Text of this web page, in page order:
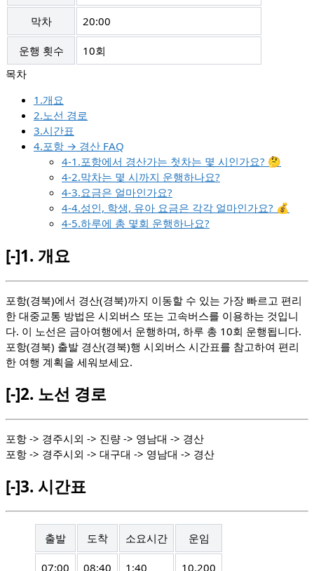
막차 20:00
운행 횟수 10회
1.개요
2.노선 경로
3.시간표
4.포항 → 경산 FAQ
4-1.포항에서 경산가는 첫차는 몇 시인가요? 🤔
4-2.막차는 몇 시까지 운행하나요?
4-3.요금은 얼마인가요?
4-4.성인, 학생, 유아 요금은 각각 얼마인가요? 💰
4-5.하루에 총 몇회 운행하나요?
[-]1. 개요
포항(경북)에서 경산(경북)까지 이동할 수 있는 가장 빠르고 편리
한 대중교통 방법은 시외버스 또는 고속버스를 이용하는 것입니
다. 이 노선은 금아여행에서 운행하며, 하루 총 10회 운행됩니다.
포항(경북) 출발 경산(경북)행 시외버스 시간표를 참고하여 편리
한 여행 계획을 세워보세요.
[-]2. 노선 경로
포항 -> 경주시외 -> 진량 -> 영남대 -> 경산
포항 -> 경주시외 -> 대구대 -> 영남대 -> 경산
[-]3. 시간표
출발 도착 소요시간 운임
07:00 08:40 1:40 10,200